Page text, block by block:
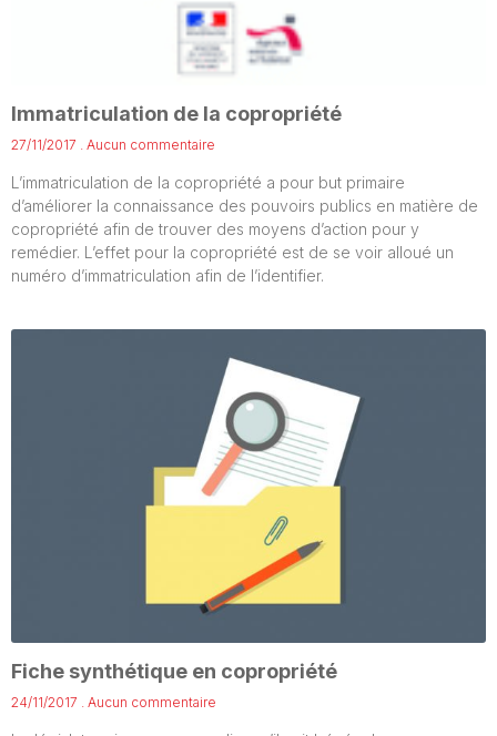
Immatriculation de la copropriété
27/11/2017 Aucun commentaire
L’immatriculation de la copropriété a pour but primaire
d’améliorer la connaissance des pouvoirs publics en matière de
copropriété afin de trouver des moyens d’action pour y
remédier. L’effet pour la copropriété est de se voir alloué un
numéro d’immatriculation afin de l’identifier.
Fiche synthétique en copropriété
24/11/2017 Aucun commentaire